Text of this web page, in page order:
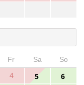
Fr Sa
So
4 5 6